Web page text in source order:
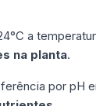
a
na planta.
por pH